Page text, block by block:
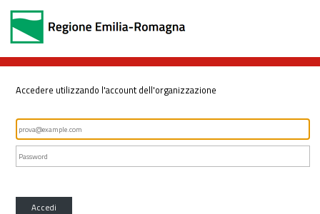
Accedere utilizzando l'account dell'organizzazione
Accedi